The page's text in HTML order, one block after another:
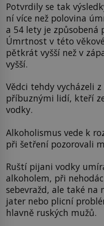
Potvrdily se tak
ní více než polovina
a 54 lety je
Úmrtnost v této
pětkrát vyšší než v
vyšší.
Vědci tehdy vycházeli
příbuznými lidí, kteří
vodky.
Alkoholismus vede k
při šetření pozorovali
Ruští pijani vodky
alkoholem, při
sebevražd, ale také na
jater nebo plicní
hlavně ruských mužů.